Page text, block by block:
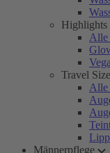
Highlights
Alle
Travel Size
Alle
Männerpflege